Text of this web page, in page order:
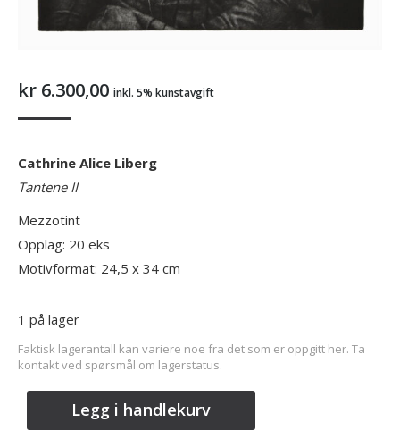
kr 6.300,00 inkl. 5% kunstavgift
Cathrine Alice Liberg
Tantene II
Mezzotint
Opplag: 20 eks
Motivformat: 24,5 x 34 cm
1 på lager
Faktisk lagerantall kan variere noe fra det som er oppgitt her. Ta
kontakt ved spørsmål om lagerstatus.
Legg i handlekurv